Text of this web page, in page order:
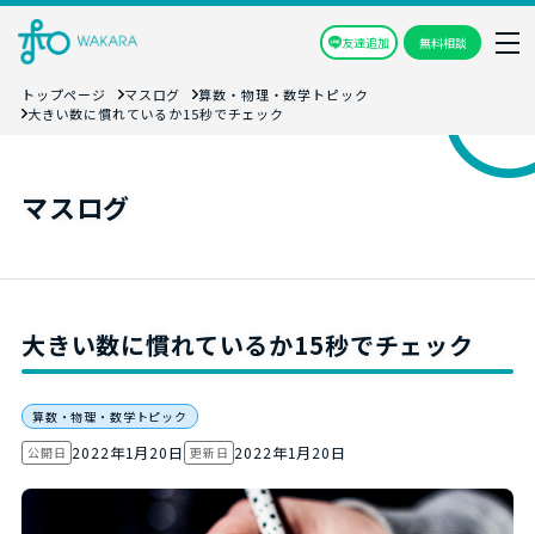
友達追加 無料相談
トップページ マスログ
算数・物理・数学トピック
大きい数に慣れているか15秒でチェック
マスログ
大きい数に慣れているか15秒でチェック
算数・物理・数学トピック
公開日 2022年1月20日 更新日 2022年1月20日